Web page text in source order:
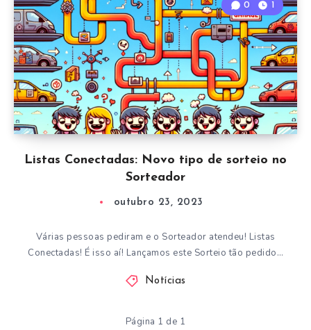
Listas Conectadas: Novo tipo de sorteio no
Sorteador
0 1
outubro 23, 2023
Várias pessoas pediram e o Sorteador atendeu! Listas
Conectadas! É isso aí! Lançamos este Sorteio tão pedido…
Notícias
Página 1 de 1